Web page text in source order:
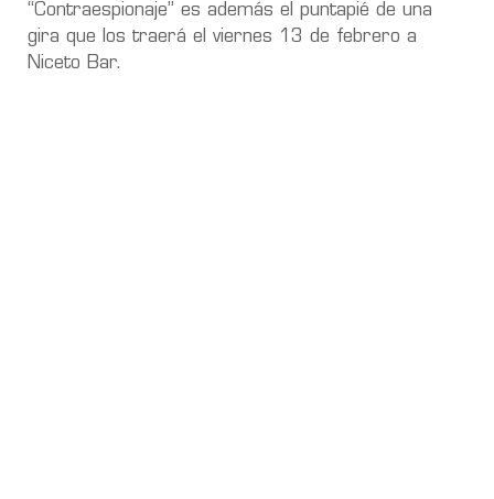
“Contraespionaje” es además el puntapié de una
gira que los traerá el viernes 13 de febrero a
Niceto Bar.